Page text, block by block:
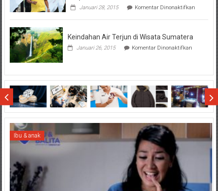
Hasil
Januari 28, 2015 Komentar Dinonaktifkanpada
Beny
Keindahan Air Terjun di Wisata Sumatera
Januari 26, 2015 Komentar Dinonaktifkanpada
di
Wisata
Sumatera
Ibu & anak